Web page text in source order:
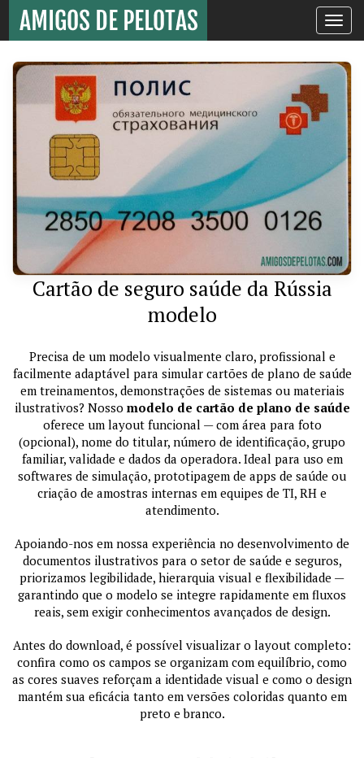
Toggle
Cartão de seguro saúde da Rússia
modelo
Precisa de um modelo visualmente claro, profissional e
facilmente adaptável para simular cartões de plano de saúde
em treinamentos, demonstrações de sistemas ou materiais
ilustrativos? Nosso modelo de cartão de plano de saúde
oferece um layout funcional — com área para foto
(opcional), nome do titular, número de identificação, grupo
familiar, validade e dados da operadora. Ideal para uso em
softwares de simulação, prototipagem de apps de saúde ou
criação de amostras internas em equipes de TI, RH e
atendimento.
Apoiando-nos em nossa experiência no desenvolvimento de
documentos ilustrativos para o setor de saúde e seguros,
priorizamos legibilidade, hierarquia visual e flexibilidade —
garantindo que o modelo se integre rapidamente em fluxos
reais, sem exigir conhecimentos avançados de design.
Antes do download, é possível visualizar o layout completo:
confira como os campos se organizam com equilíbrio, como
as cores suaves reforçam a identidade visual e como o design
mantém sua eficácia tanto em versões coloridas quanto em
preto e branco.